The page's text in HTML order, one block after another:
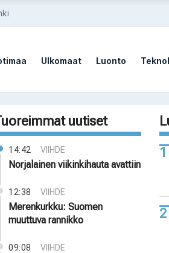
Ulkomaat Luonto
uutiset
14:42 VIIHDE
Norjalainen viikinkihauta avattiin
12:38 VIIHDE
Merenkurkku: Suomen
muuttuva rannikko
09:08 VIIHDE